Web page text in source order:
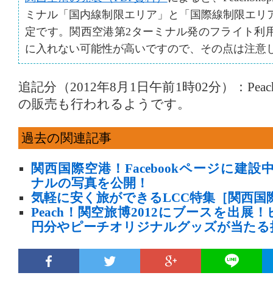
ミナル「国内線制限エリア」と「国際線制限エリ
定です。関西空港第2ターミナル発のフライト利
に入れない可能性が高いですので、その点は注意
追記分（2012年8月1日午前1時02分）：
の販売も行われるようです。
過去の関連記事
関西国際空港！Facebookページに建設
ナルの写真を公開！
気軽に安く旅ができるLCC特集［関西国
Peach！関空旅博2012にブースを出展
円分やピーチオリジナルグッズが当た